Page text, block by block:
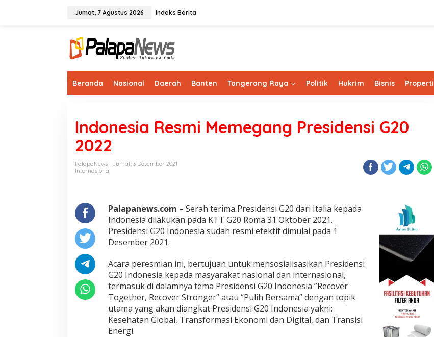
Jumat, 7 Agustus 2026 Indeks Berita
Beranda Nasional Daerah Banten Tangerang Raya Politik Hukrim Bisnis Properti
Indonesia Resmi Memegang Presidensi G20
2022
PalapaNews
Jumat, 3 Desember 2021
Internasional
Palapanews.com – Serah terima Presidensi G20 dari Italia kepada
Indonesia dilakukan pada KTT G20 Roma 31 Oktober 2021.
Presidensi G20 Indonesia sudah resmi efektif dimulai pada 1
Desember 2021.
Acara peresmian ini, bertujuan untuk mensosialisasikan Presidensi
G20 Indonesia kepada masyarakat nasional dan internasional,
termasuk di dalamnya tema Presidensi G20 Indonesia ”Recover
Together, Recover Stronger” atau “Pulih Bersama” dengan topik
utama yang akan diangkat Presidensi G20 Indonesia yakni:
Kesehatan Global, Transformasi Ekonomi dan Digital, dan Transisi
Energi.